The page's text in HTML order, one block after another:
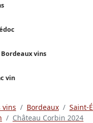
vins
vin
vins Bordeaux
Saint-
Château Corbin 2024